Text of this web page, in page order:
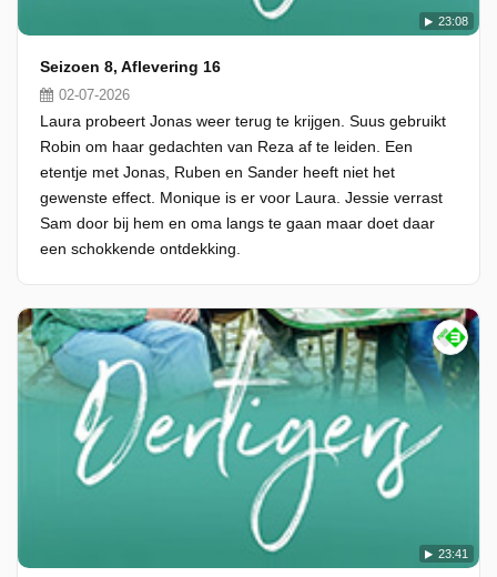
23:08
Seizoen 8, Aflevering 16
02-07-2026
Laura probeert Jonas weer terug te krijgen. Suus gebruikt
Robin om haar gedachten van Reza af te leiden. Een
etentje met Jonas, Ruben en Sander heeft niet het
gewenste effect. Monique is er voor Laura. Jessie verrast
Sam door bij hem en oma langs te gaan maar doet daar
een schokkende ontdekking.
23:41